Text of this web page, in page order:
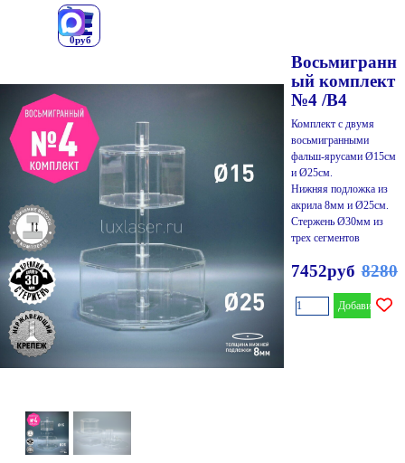
Перейти к контенту
0руб
Восьмигранн
ый комплект
№4 /В4
Комплект с двумя
восьмигранными
фальш-ярусами Ø15см
и Ø25см.
Нижняя подложка из
акрила 8мм и Ø25см.
Стержень Ø30мм из
трех сегментов
7452руб Цена
Добавить